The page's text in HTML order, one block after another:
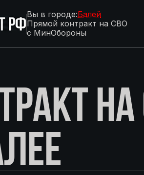
Вы в городе:Балей
Прямой контракт на СВО
с МинОбороны